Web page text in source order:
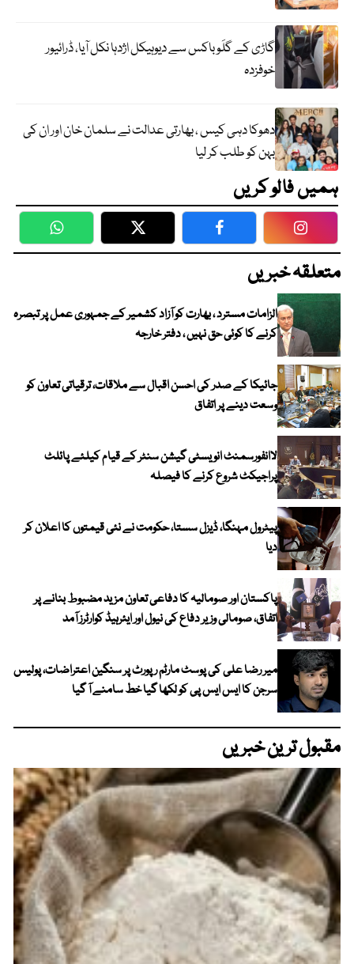
گاڑی کے گلَو باکس سے دیوہیکل اژدہا نکل آیا، ڈرائیور
خوفزدہ
دھوکا دہی کیس ، بھارتی عدالت نے سلمان خان اور ان کی
بہن کو طلب کر لیا
ہمیں فالو کریں
WhatsApp Twitter Facebook
متعلقہ خبریں
الزامات مسترد ، بھارت کو آزاد کشمیر کے جمہوری عمل پر تبصرہ
کرنے کا کوئی حق نہیں ، دفتر خارجہ
جائیکا کے صدر کی احسن اقبال سے ملاقات، ترقیاتی تعاون کو
وسعت دینے پر اتفاق
لاانفورسمنٹ انویسٹی گیشن سنٹر کے قیام کیلئے پائلٹ
پراجیکٹ شروع کرنے کا فیصلہ
پیٹرول مہنگا، ڈیزل سستا، حکومت نے نئی قیمتوں کا اعلان کر
دیا
پاکستان اور صومالیہ کا دفاعی تعاون مزید مضبوط بنانے پر
اتفاق، صومالی وزیر دفاع کی نیول اور ایئرہیڈ کوارٹرز آمد
میر رضا علی کی پوسٹ مارٹم رپورٹ پر سنگین اعتراضات، پولیس
سرجن کا ایس ایس پی کو لکھا گیا خط سامنے آ گیا
مقبول ترین خبریں